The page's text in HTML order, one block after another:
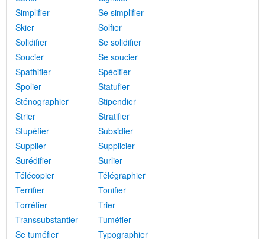
Simplifier
Se simplifier
Skier
Solfier
Solidifier
Se solidifier
Soucier
Se soucier
Spathifier
Spécifier
Spolier
Statufier
Sténographier
Stipendier
Strier
Stratifier
Stupéfier
Subsidier
Supplier
Supplicier
Surédifier
Surlier
Télécopier
Télégraphier
Terrifier
Tonifier
Torréfier
Trier
Transsubstantier
Tuméfier
Se tuméfier
Typographier